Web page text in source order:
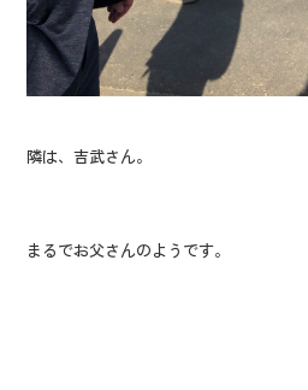
隣は、吉武さん。
まるでお父さんのようです。